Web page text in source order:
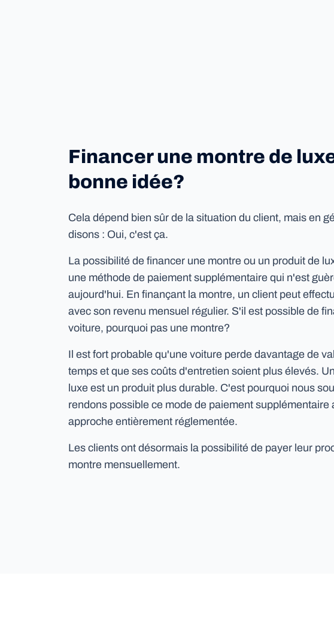
Financer une montre de
bonne idée?
Cela dépend bien sûr de la situation du client, mais en
disons : Oui, c'est ça.
La possibilité de financer une montre ou un produit de
une méthode de paiement supplémentaire qui n'est
aujourd'hui. En finançant la montre, un client peut
avec son revenu mensuel régulier. S'il est possible de
voiture, pourquoi pas une montre?
Il est fort probable qu'une voiture perde davantage de
temps et que ses coûts d'entretien soient plus élevés.
luxe est un produit plus durable. C'est pourquoi nous
rendons possible ce mode de paiement supplémentaire
approche entièrement réglementée.
Les clients ont désormais la possibilité de payer leur
montre mensuellement.